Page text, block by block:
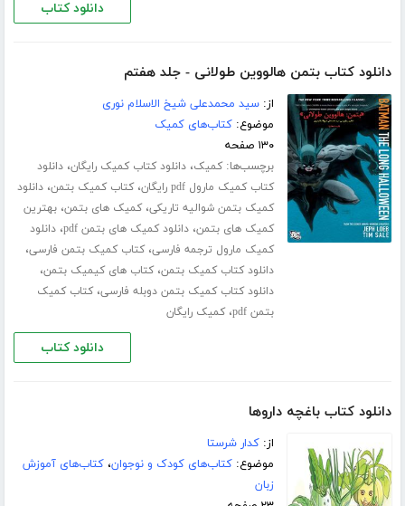
دانلود کتاب
دانلود کتاب بتمن هالووین طولانی - جلد هفتم
از:سید محمدعلی شیخ الاسلام نوری
موضوع:کتاب‌های کمیک
۱۳۰ صفحه
برچسب‌ها:کمیک،دانلود کتاب کمیک رایگان،دانلود
کتاب کمیک مارول pdf رایگان
،کتاب کمیک بتمن،دانلود
کمیک بتمن شوالیه تاریکی،کمیک های بتمن،بهترین
کمیک های بتمن،دانلود کمیک های بتمن pdf ،دانلود
کمیک مارول ترجمه فارسی،کتاب کمیک بتمن فارسی،
دانلود کتاب کمیک بتمن،کتاب های کیمیک بتمن،
دانلود کتاب کمیک بتمن دوبله فارسی،کتاب کمیک
بتمن pdf
،کمیک رایگان
دانلود کتاب
دانلود کتاب باغچه داروها
از:کدار شرستا
موضوع:کتاب‌های کودک و نوجوان،کتاب‌های آموزش
زبان